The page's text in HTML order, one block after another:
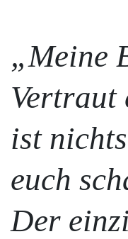
„Meine
Vertraut
ist
euch
Der